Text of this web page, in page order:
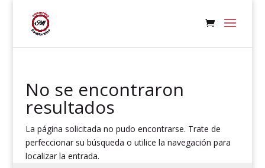
No se encontraron
resultados
La página solicitada no pudo encontrarse. Trate de
perfeccionar su búsqueda o utilice la navegación para
localizar la entrada.